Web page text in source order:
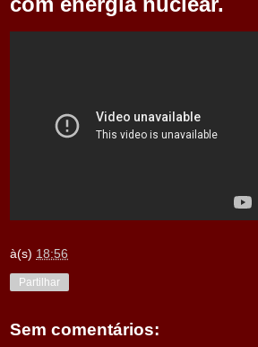
à(s) 18:56
Partilhar
Sem comentários: